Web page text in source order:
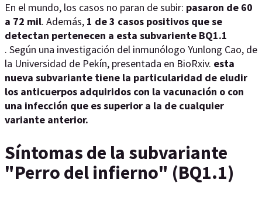
En el mundo, los casos no paran de subir: pasaron de 60
a 72 mil. Además, 1 de 3 casos positivos que se
detectan pertenecen a esta subvariente BQ1.1
. Según una investigación del inmunólogo Yunlong Cao, de
la Universidad de Pekín, presentada en BioRxiv. esta
nueva subvariante tiene la particularidad de eludir
los anticuerpos adquiridos con la vacunación o con
una infección que es superior a la de cualquier
variante anterior.
Síntomas de la subvariante
"Perro del infierno" (BQ1.1)